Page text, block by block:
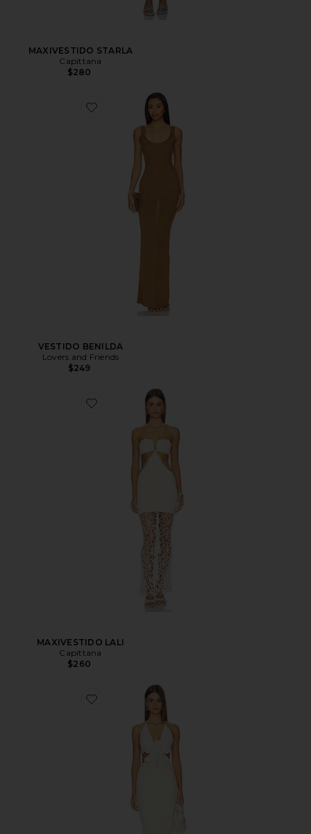
MAXIVESTIDO STARLA
Capittana
$280
VESTIDO BENILDA
Lovers and Friends
$249
MAXIVESTIDO LALI
Capittana
$260